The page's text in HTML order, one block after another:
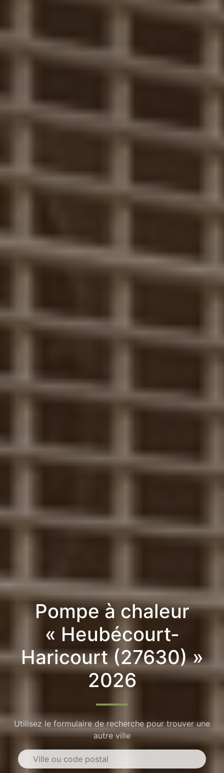
Pompe à chaleur
« Heubécourt-
Haricourt (27630) »
2026
Utilisez le formulaire de recherche pour trouver une
autre ville